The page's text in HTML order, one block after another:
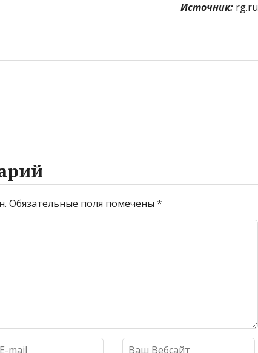
Источник: rg.ru
Обязательные поля помечены *